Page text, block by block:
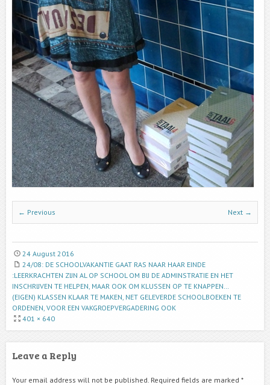
← Previous Next →
24 August 2016
24/08: DE SCHOOLVAKANTIE GAAT RAS NAAR HAAR EINDE
:LEERKRACHTEN ZIJN AL OP SCHOOL OM BIJ DE ADMINSTRATIE EN HET
INSCHRIJVEN TE HELPEN, MAAR OOK OM KLUSSEN OP TE KNAPPEN…
(EIGEN) KLASSEN KLAAR TE MAKEN, NET GELEVERDE SCHOOLBOEKEN TE
ORDENEN, VOOR EEN VAKGROEPVERGADERING OOK
401 × 640
Leave a Reply
Your email address will not be published. Required fields are marked *